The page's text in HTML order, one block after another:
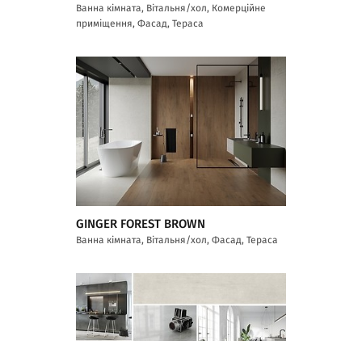
Ванна кімната, Вітальня/хол, Комерційне
приміщення, Фасад, Тераса
GINGER FOREST BROWN
Ванна кімната, Вітальня/хол, Фасад, Тераса